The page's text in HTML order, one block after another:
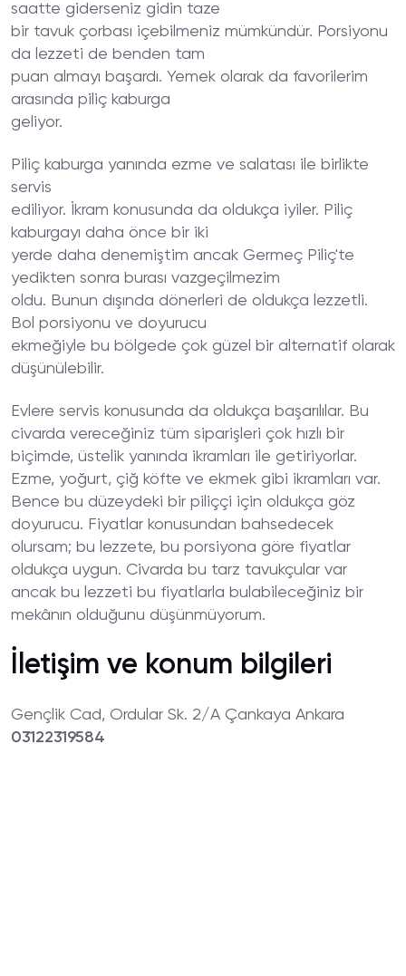
saatte giderseniz gidin taze
bir tavuk çorbası içebilmeniz mümkündür. Porsiyonu
da lezzeti de benden tam
puan almayı başardı. Yemek olarak da favorilerim
arasında piliç kaburga
geliyor.
Piliç kaburga yanında ezme ve salatası ile birlikte
servis
ediliyor. İkram konusunda da oldukça iyiler. Piliç
kaburgayı daha önce bir iki
yerde daha denemiştim ancak Germeç Piliç'te
yedikten sonra burası vazgeçilmezim
oldu. Bunun dışında dönerleri de oldukça lezzetli.
Bol porsiyonu ve doyurucu
ekmeğiyle bu bölgede çok güzel bir alternatif olarak
düşünülebilir.
Evlere servis konusunda da oldukça başarılılar. Bu
civarda vereceğiniz tüm siparişleri çok hızlı bir
biçimde, üstelik yanında ikramları ile getiriyorlar.
Ezme, yoğurt, çiğ köfte ve ekmek gibi ikramları var.
Bence bu düzeydeki bir piliççi için oldukça göz
doyurucu. Fiyatlar konusundan bahsedecek
olursam; bu lezzete, bu porsiyona göre fiyatlar
oldukça uygun. Civarda bu tarz tavukçular var
ancak bu lezzeti bu fiyatlarla bulabileceğiniz bir
mekânın olduğunu düşünmüyorum.
İletişim ve konum bilgileri
Gençlik Cad, Ordular Sk. 2/A Çankaya Ankara
03122319584